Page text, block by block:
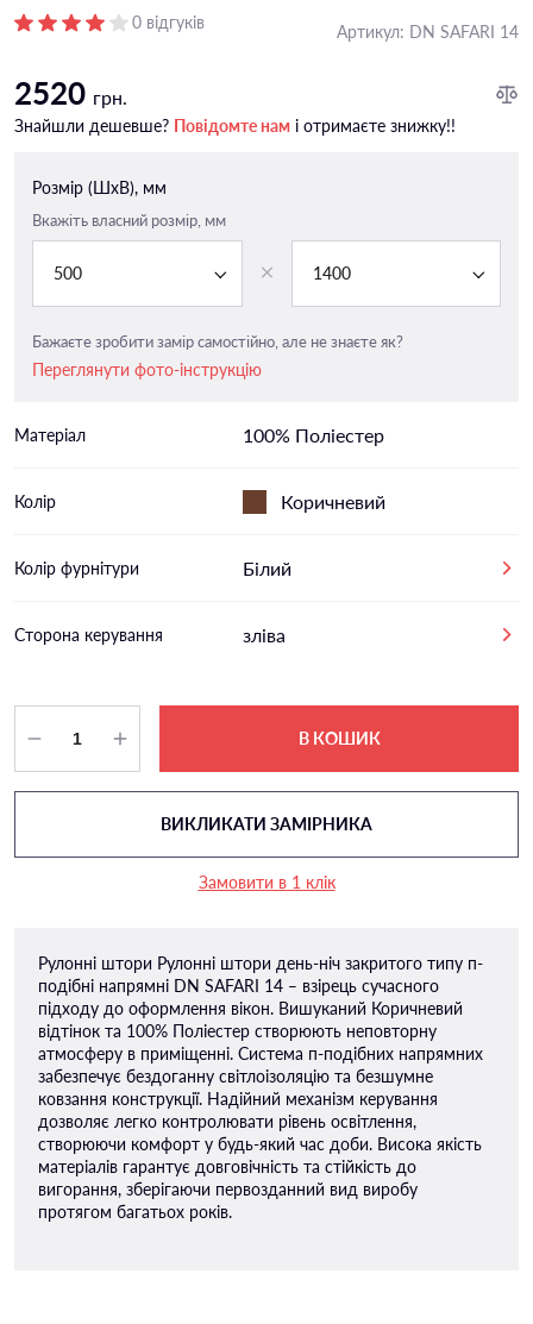
0 відгуків Артикул: DN SAFARI 14
2520 грн.
Знайшли дешевше? Повідомте нам і отримаєте знижку!!
Розмір (ШxВ), мм
Вкажіть власний розмір, мм
500 1400
Бажаєте зробити замір самостійно, але не знаєте як?
Переглянути фото-інструкцію
Матеріал 100% Поліестер
Колір Коричневий
Колір фурнітури Білий
Сторона керування зліва
В КОШИК
ВИКЛИКАТИ ЗАМІРНИКА
Замовити в 1 клік
Рулонні штори Рулонні штори день-ніч закритого типу п-
подiбні напрямні DN SAFARI 14 – взірець сучасного
підходу до оформлення вікон. Вишуканий Коричневий
відтінок та 100% Поліестер створюють неповторну
атмосферу в приміщенні. Система п-подібних напрямних
забезпечує бездоганну світлоізоляцію та безшумне
ковзання конструкції. Надійний механізм керування
дозволяє легко контролювати рівень освітлення,
створюючи комфорт у будь-який час доби. Висока якість
матеріалів гарантує довговічність та стійкість до
вигорання, зберігаючи первозданний вид виробу
протягом багатьох років.